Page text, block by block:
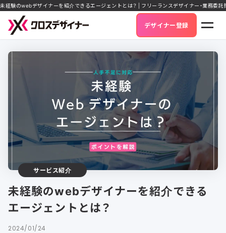
未経験のwebデザイナーを紹介できるエージェントとは？ | フリーランスデザイナー・業務委
デザイナー登録
サービス紹介
未経験のwebデザイナーを紹介できる
エージェントとは？
2024/01/24